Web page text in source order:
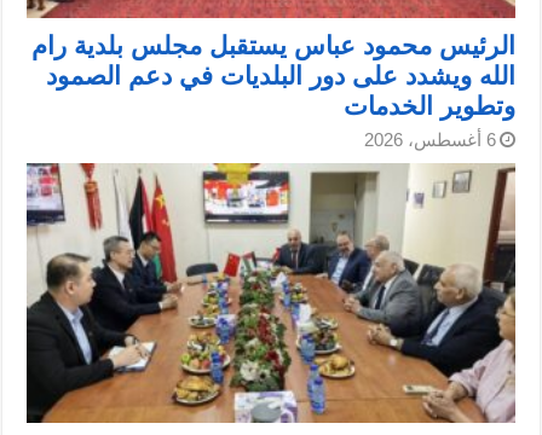
الرئيس محمود عباس يستقبل مجلس بلدية رام
الله ويشدد على دور البلديات في دعم الصمود
وتطوير الخدمات
6 أغسطس، 2026